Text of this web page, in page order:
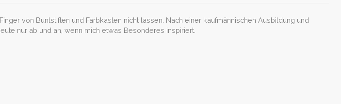
von Buntstiften und Farbkasten nicht lassen. Nach einer kaufmännischen Ausbildung und
nur ab und an, wenn mich etwas Besonderes inspiriert.